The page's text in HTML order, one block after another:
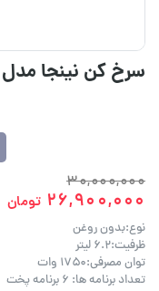
سرخ کن نینجا مدل AF180
30,000,000
26,900,000 تومان
نوع:بدون روغن
ظرفیت:۶.۲ لیتر
توان مصرفی:۱۷۵۰ وات
تعداد برنامه ها: 6 برنامه پخت